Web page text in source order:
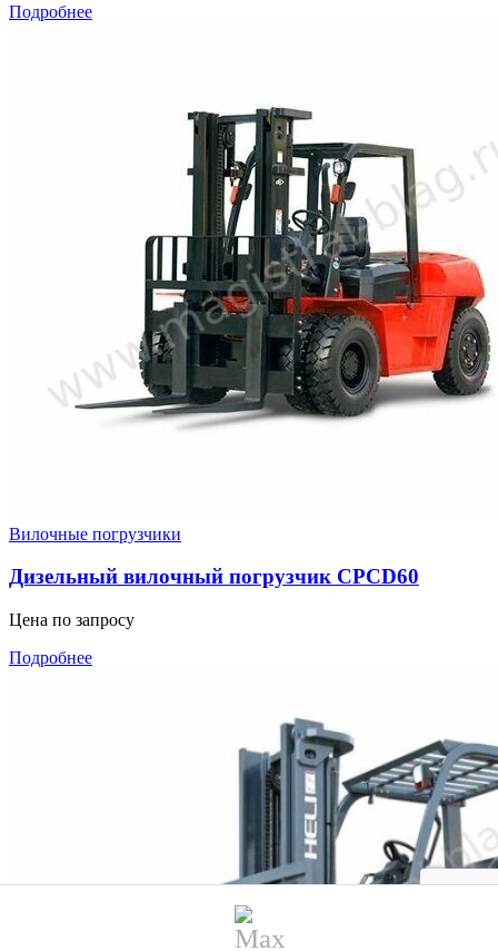
Подробнее
Вилочные погрузчики
Дизельный вилочный погрузчик CPCD60
Цена по запросу
Подробнее